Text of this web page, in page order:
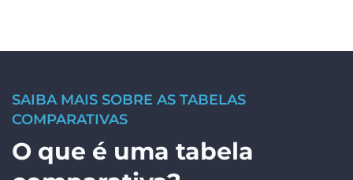
SAIBA MAIS SOBRE AS TABELAS
COMPARATIVAS
O que é uma tabela